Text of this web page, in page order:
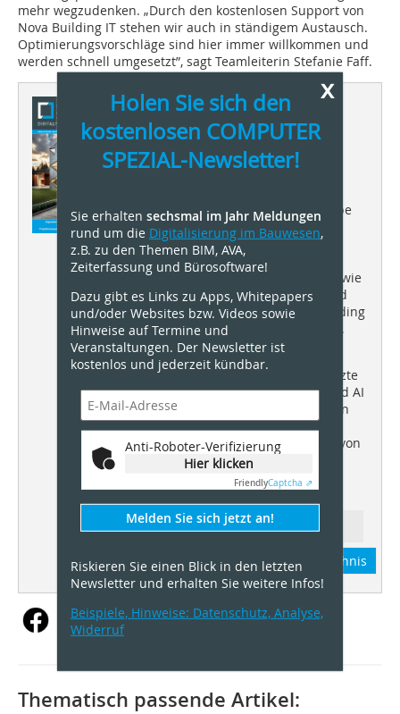
mehr wegzudenken. „Durch den kostenlosen Support von
Nova Building IT stehen wir auch in ständigem Austausch.
Optimierungsvorschläge sind hier immer willkommen und
werden schnell umgesetzt”, sagt Teamleiterin Stefanie Faff.
Dieser Artikel erschien in
Computer Spezial
02/2024
SPEZIAL informiert in der Ausgabe
2/2024 u. a. über einen
Produktvergleich von Baustellen-
Apps, die Auswirkungen der EU-
Taxonomie auf den Bausektor sowie
über die Herausforderungen und
Vorteile zur Umsetzung von Building
Information Modeling - kurz BIM.
Titel
Das Titelbild zeigt eine KI-gestützte
Bilderzeugung mit dem „Archicad AI
Visualizer“. Das Werkzeug kann in
einer frühen Entwurfsphase
detaillierte 3D-Visualisierungen von
Gebäuden erstellen.
Bild: Graphisoft
Ressort: AVA
Abonnement Inhaltsverzeichnis
x
Holen Sie sich den
kostenlosen COMPUTER
SPEZIAL-Newsletter!
Sie erhalten sechsmal im Jahr Meldungen
rund um die Digitalisierung im Bauwesen,
z.B. zu den Themen BIM, AVA,
Zeiterfassung und Bürosoftware!
Dazu gibt es Links zu Apps, Whitepapers
und/oder Websites bzw. Videos sowie
Hinweise auf Termine und
Veranstaltungen. Der Newsletter ist
kostenlos und jederzeit kündbar.
Anti-Roboter-Verifizierung
Hier klicken
FriendlyCaptcha ⇗
Melden Sie sich jetzt an!
Riskieren Sie einen Blick in den letzten
Newsletter und erhalten Sie weitere Infos!
Beispiele, Hinweise: Datenschutz, Analyse,
Widerruf
Thematisch passende Artikel: